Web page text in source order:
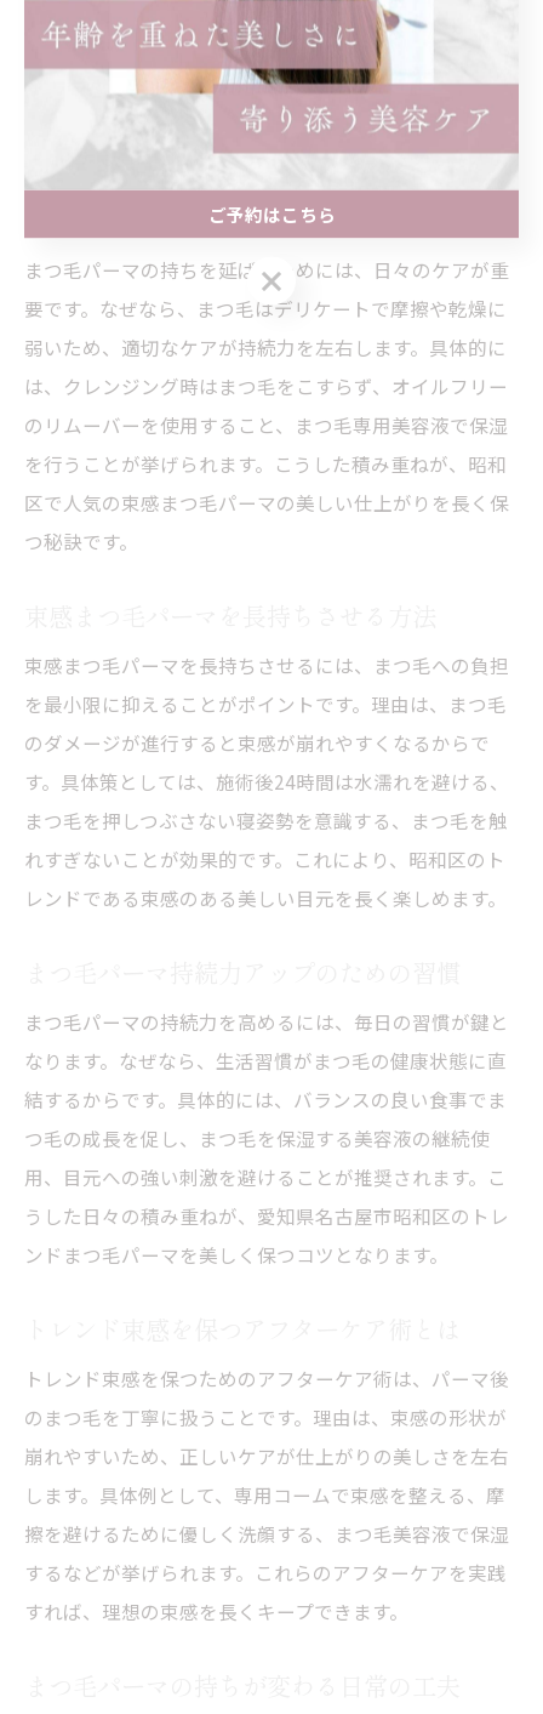
まつ毛パーマの持ちを高める工夫と
ケア方法
まつ毛パーマの持ちを延ばすケアのコツ
まつ毛パーマの持ちを延ばすためには、日々のケアが重
要です。なぜなら、まつ毛はデリケートで摩擦や乾燥に
弱いため、適切なケアが持続力を左右します。具体的に
は、クレンジング時はまつ毛をこすらず、オイルフリー
のリムーバーを使用すること、まつ毛専用美容液で保湿
を行うことが挙げられます。こうした積み重ねが、昭和
区で人気の束感まつ毛パーマの美しい仕上がりを長く保
つ秘訣です。
束感まつ毛パーマを長持ちさせるには、まつ毛への負担
を最小限に抑えることがポイントです。理由は、まつ毛
のダメージが進行すると束感が崩れやすくなるからで
す。具体策としては、施術後24時間は水濡れを避ける、
まつ毛を押しつぶさない寝姿勢を意識する、まつ毛を触
れすぎないことが効果的です。これにより、昭和区のト
レンドである束感のある美しい目元を長く楽しめます。
まつ毛パーマの持続力を高めるには、毎日の習慣が鍵と
なります。なぜなら、生活習慣がまつ毛の健康状態に直
結するからです。具体的には、バランスの良い食事でま
つ毛の成長を促し、まつ毛を保湿する美容液の継続使
用、目元への強い刺激を避けることが推奨されます。こ
うした日々の積み重ねが、愛知県名古屋市昭和区のトレ
ンドまつ毛パーマを美しく保つコツとなります。
トレンド束感を保つためのアフターケア術は、パーマ後
のまつ毛を丁寧に扱うことです。理由は、束感の形状が
崩れやすいため、正しいケアが仕上がりの美しさを左右
します。具体例として、専用コームで束感を整える、摩
擦を避けるために優しく洗顔する、まつ毛美容液で保湿
するなどが挙げられます。これらのアフターケアを実践
すれば、理想の束感を長くキープできます。
ご予約はこちら
ご予約はこちら